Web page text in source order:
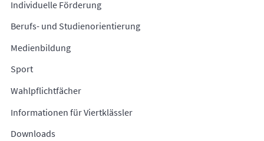
Individuelle Förderung
Berufs- und Studienorientierung
Medienbildung
Sport
Wahlpflichtfächer
Informationen für Viertklässler
Downloads